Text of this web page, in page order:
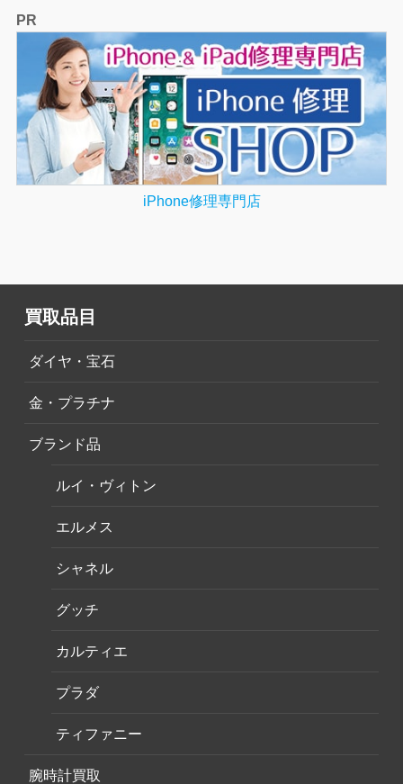
PR
iPhone修理専門店
買取品目
ダイヤ・宝石
金・プラチナ
ブランド品
ルイ・ヴィトン
エルメス
シャネル
グッチ
カルティエ
プラダ
ティファニー
腕時計買取